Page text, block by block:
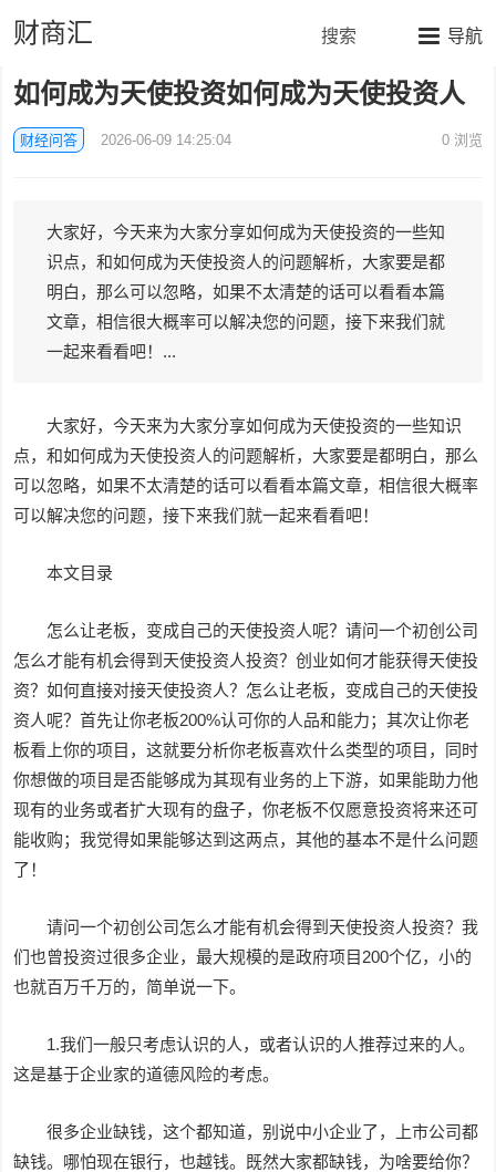
财商汇 导航
搜索
如何成为天使投资如何成为天使投资人
财经问答 2026-06-09 14:25:04 0浏览
大家好，今天来为大家分享如何成为天使投资的一些知
识点，和如何成为天使投资人的问题解析，大家要是都
明白，那么可以忽略，如果不太清楚的话可以看看本篇
文章，相信很大概率可以解决您的问题，接下来我们就
一起来看看吧！...
大家好，今天来为大家分享如何成为天使投资的一些知识
点，和如何成为天使投资人的问题解析，大家要是都明白，那么
可以忽略，如果不太清楚的话可以看看本篇文章，相信很大概率
可以解决您的问题，接下来我们就一起来看看吧！
本文目录
怎么让老板，变成自己的天使投资人呢？请问一个初创公司
怎么才能有机会得到天使投资人投资？创业如何才能获得天使投
资？如何直接对接天使投资人？怎么让老板，变成自己的天使投
资人呢？首先让你老板200%认可你的人品和能力；其次让你老
板看上你的项目，这就要分析你老板喜欢什么类型的项目，同时
你想做的项目是否能够成为其现有业务的上下游，如果能助力他
现有的业务或者扩大现有的盘子，你老板不仅愿意投资将来还可
能收购；我觉得如果能够达到这两点，其他的基本不是什么问题
了！
请问一个初创公司怎么才能有机会得到天使投资人投资？我
们也曾投资过很多企业，最大规模的是政府项目200个亿，小的
也就百万千万的，简单说一下。
1.我们一般只考虑认识的人，或者认识的人推荐过来的人。
这是基于企业家的道德风险的考虑。
很多企业缺钱，这个都知道，别说中小企业了，上市公司都
缺钱。哪怕现在银行，也越钱。既然大家都缺钱，为啥要给你？